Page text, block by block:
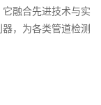
融合先进技术与实
，为各类管道检测